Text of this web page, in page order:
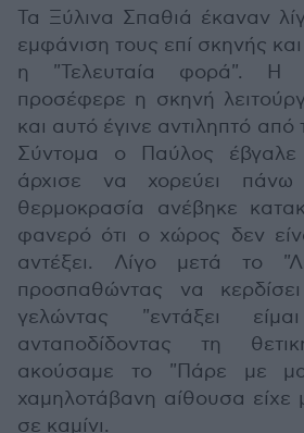
Τα Ξύλινα Σπαθιά έκαναν
εμφάνιση τους επί σκηνής
η "Τελευταία φορά". Η
προσέφερε η σκηνή
και αυτό έγινε αντιληπτό από
Σύντομα ο Παύλος έβγαλε
άρχισε να χορεύει
θερμοκρασία ανέβηκε
φανερό ότι ο χώρος δεν
αντέξει. Λίγο μετά το
προσπαθώντας να
γελώντας "εντάξει
ανταποδίδοντας τη
ακούσαμε το "Πάρε με
χαμηλοτάβανη αίθουσα είχε
σε καμίνι.